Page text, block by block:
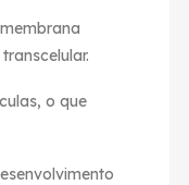
o que